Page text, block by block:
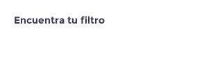
Encuentra tu filtro